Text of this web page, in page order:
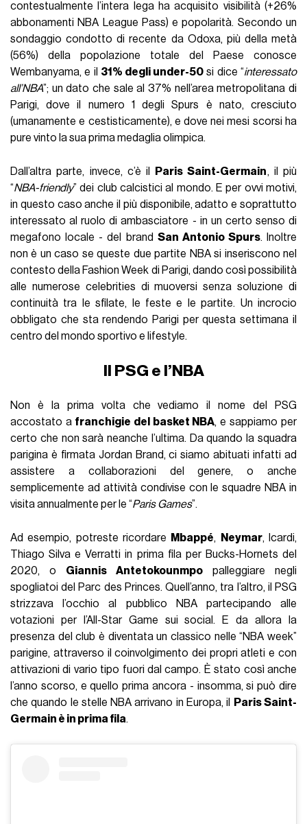
contestualmente l’intera lega ha acquisito visibilità (+26%
abbonamenti NBA League Pass) e popolarità. Secondo un
sondaggio condotto di recente da Odoxa, più della metà
(56%) della popolazione totale del Paese conosce
Wembanyama, e il 31% degli under-50 si dice “interessato
all’NBA”; un dato che sale al 37% nell’area metropolitana di
Parigi, dove il numero 1 degli Spurs è nato, cresciuto
(umanamente e cestisticamente), e dove nei mesi scorsi ha
pure vinto la sua prima medaglia olimpica.
Dall’altra parte, invece, c’è il Paris Saint-Germain, il più
“NBA-friendly” dei club calcistici al mondo. E per ovvi motivi,
in questo caso anche il più disponibile, adatto e soprattutto
interessato al ruolo di ambasciatore - in un certo senso di
megafono locale - del brand San Antonio Spurs. Inoltre
non è un caso se queste due partite NBA si inseriscono nel
contesto della Fashion Week di Parigi, dando così possibilità
alle numerose celebrities di muoversi senza soluzione di
continuità tra le sfilate, le feste e le partite. Un incrocio
obbligato che sta rendendo Parigi per questa settimana il
centro del mondo sportivo e lifestyle.
Il PSG e l’NBA
Non è la prima volta che vediamo il nome del PSG
accostato afranchigie del basket NBA, e sappiamo per
certo che non sarà neanche l’ultima. Da quando la squadra
parigina è firmata Jordan Brand, ci siamo abituati infatti ad
assistere a collaborazioni del genere, o anche
semplicemente ad attività condivise con le squadre NBA in
visita annualmente per le “Paris Games”.
Ad esempio, potreste ricordare Mbappé, Neymar, Icardi,
Thiago Silva e Verratti in prima fila per Bucks-Hornets del
2020, o Giannis Antetokounmpo palleggiare negli
spogliatoi del Parc des Princes. Quell’anno, tra l’altro, il PSG
strizzava l’occhio al pubblico NBA partecipando alle
votazioni per l’All-Star Game sui social. E da allora la
presenza del club è diventata un classico nelle “NBA week”
parigine, attraverso il coinvolgimento dei propri atleti e con
attivazioni di vario tipo fuori dal campo. È stato così anche
l’anno scorso, e quello prima ancora - insomma, si può dire
che quando le stelle NBA arrivano in Europa, il
Paris Saint-
Germain è in prima fila.